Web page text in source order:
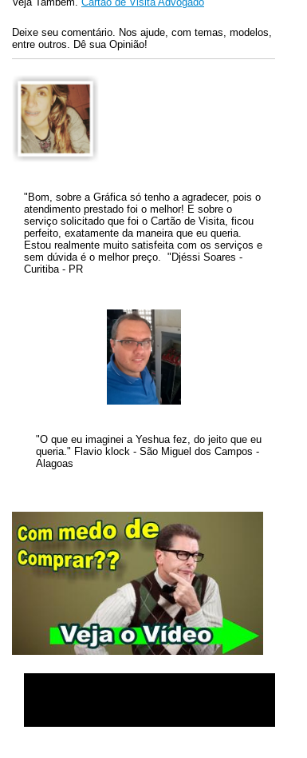
Deixe seu comentário. Nos ajude, com temas, modelos,
entre outros. Dê sua Opinião!
"Bom, sobre a Gráfica só tenho a agradecer, pois o
atendimento prestado foi o melhor! E sobre o
serviço solicitado que foi o Cartão de Visita, ficou
perfeito, exatamente da maneira que eu queria.
Estou realmente muito satisfeita com os serviços e
sem dúvida é o melhor preço
" Djéssi Soares -
Curitiba - PR
"O que eu imaginei a Yeshua fez, do jeito que eu
queria." Flavio klock - São Miguel dos Campos -
Alagoas